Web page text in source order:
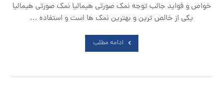
خواص و فواید جالب توجه نمک صورتی هیمالیا نمک صورتی هیمالیا
یکی از خالص ترین و بهترین نمک ها است و استفاده ...
ادامه مطلب